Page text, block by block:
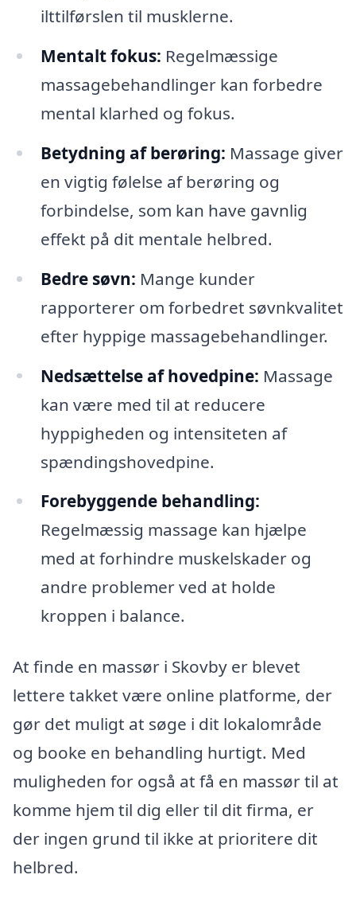
ilttilførslen til musklerne.
Mentalt fokus: Regelmæssige
massagebehandlinger kan forbedre
mental klarhed og fokus.
Betydning af berøring: Massage giver
en vigtig følelse af berøring og
forbindelse, som kan have gavnlig
effekt på dit mentale helbred.
Bedre søvn: Mange kunder
rapporterer om forbedret søvnkvalitet
efter hyppige massagebehandlinger.
Nedsættelse af hovedpine: Massage
kan være med til at reducere
hyppigheden og intensiteten af
spændingshovedpine.
Forebyggende behandling:
Regelmæssig massage kan hjælpe
med at forhindre muskelskader og
andre problemer ved at holde
kroppen i balance.
At finde en massør i Skovby er blevet
lettere takket være online platforme, der
gør det muligt at søge i dit lokalområde
og booke en behandling hurtigt. Med
muligheden for også at få en massør til at
komme hjem til dig eller til dit firma, er
der ingen grund til ikke at prioritere dit
helbred.